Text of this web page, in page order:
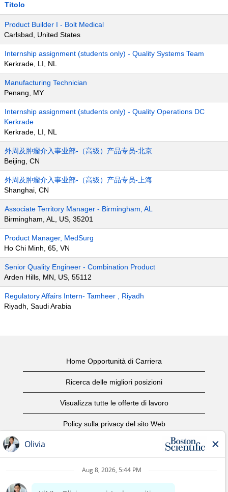
Titolo
Product Builder I - Bolt Medical
Carlsbad, United States
Internship assignment (students only) - Quality Systems Team
Kerkrade, LI, NL
Manufacturing Technician
Penang, MY
Internship assignment (students only) - Quality Operations DC
Kerkrade
Kerkrade, LI, NL
外周及肿瘤介入事业部-（高级）产品专员-北京
Beijing, CN
外周及肿瘤介入事业部-（高级）产品专员-上海
Shanghai, CN
Associate Territory Manager - Birmingham, AL
Birmingham, AL, US, 35201
Product Manager, MedSurg
Ho Chi Minh, 65, VN
Senior Quality Engineer - Combination Product
Arden Hills, MN, US, 55112
Regulatory Affairs Intern- Tamheer , Riyadh
Riyadh, Saudi Arabia
Home Opportunità di Carriera
Ricerca delle migliori posizioni
Visualizza tutte le offerte di lavoro
Policy sulla privacy del sito Web